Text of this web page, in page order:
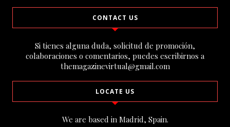
CONTACT US
Si tienes alguna duda, solicitud de promoción,
colaboraciones o comentarios, puedes escribirnos a
themagazinevirtual@gmail.com
LOCATE US
We are based in Madrid, Spain.